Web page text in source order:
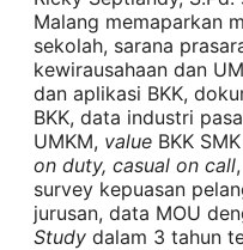
Malang memaparkan
sekolah, sarana
kewirausahaan dan
dan aplikasi BKK,
BKK, data industri
UMKM, value BKK
on duty, casual on call
survey kepuasan
jurusan, data MOU
Study dalam 3 tahun